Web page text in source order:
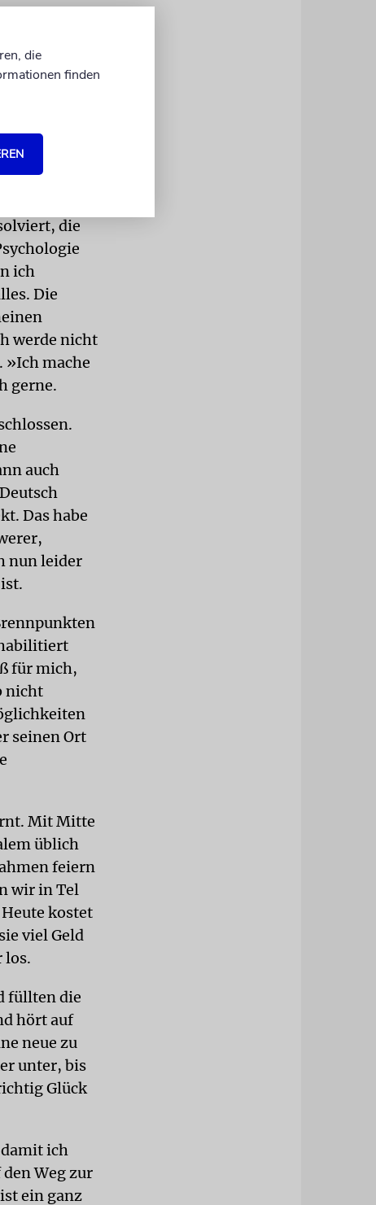
in
kam noch
zu
die
ich
Die
werde nicht
»Ich mache
gerne.
auch
Das habe
nun leider
für mich,
nicht
seinen Ort
Mit Mitte
üblich
feiern
wir in Tel
kostet
viel Geld
los.
füllten die
hört auf
neue zu
unter, bis
Glück
ich
Weg zur
ein ganz
die
finden